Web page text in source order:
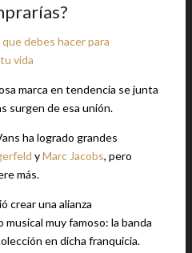
que debes hacer para
vida
marca en tendencia se junta
surgen de esa unión.
ha logrado grandes
yMarc Jacobs, pero
más.
crear una alianza
muy famoso: la banda
en dicha franquicia.